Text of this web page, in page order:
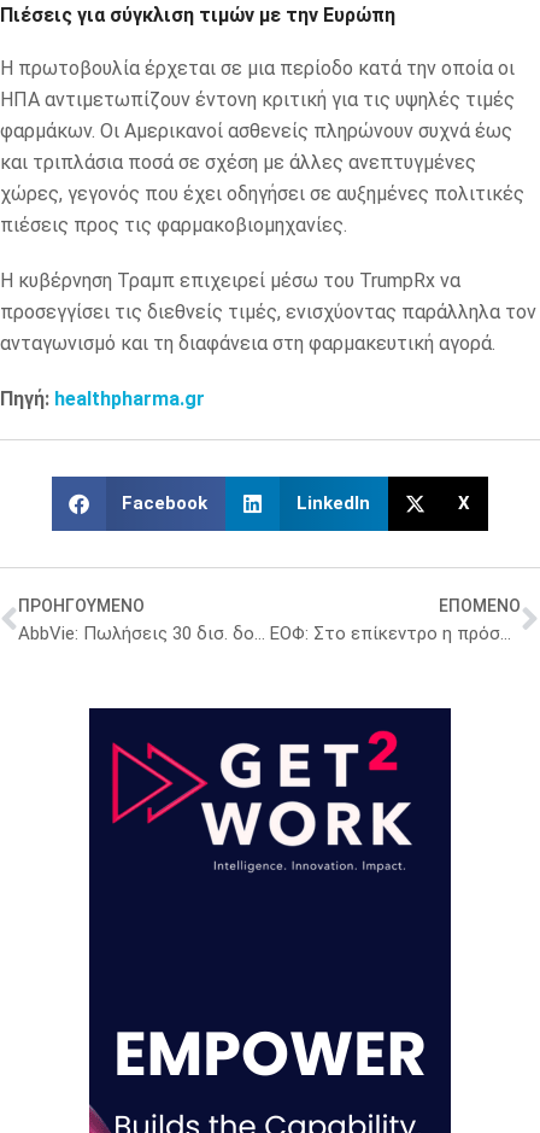
Πιέσεις για σύγκλιση τιμών με την Ευρώπη
Η πρωτοβουλία έρχεται σε μια περίοδο κατά την οποία οι
ΗΠΑ αντιμετωπίζουν έντονη κριτική για τις υψηλές τιμές
φαρμάκων. Οι Αμερικανοί ασθενείς πληρώνουν συχνά έως
και τριπλάσια ποσά σε σχέση με άλλες ανεπτυγμένες
χώρες, γεγονός που έχει οδηγήσει σε αυξημένες πολιτικές
πιέσεις προς τις φαρμακοβιομηχανίες.
Η κυβέρνηση Τραμπ επιχειρεί μέσω του TrumpRx να
προσεγγίσει τις διεθνείς τιμές, ενισχύοντας παράλληλα τον
ανταγωνισμό και τη διαφάνεια στη φαρμακευτική αγορά.
Πηγή: healthpharma.gr
Facebook LinkedIn X
ΠΡΟΗΓΟΥΜΕΝΟ
AbbVie: Πωλήσεις 30 δισ. δολ. από ανοσολογία – Νέες επενδύσεις
ΕΠΟΜΕΝΟ
ΕΟΦ: Στο επίκεντρο η πρόσβαση σε καινοτόμα φάρμακα